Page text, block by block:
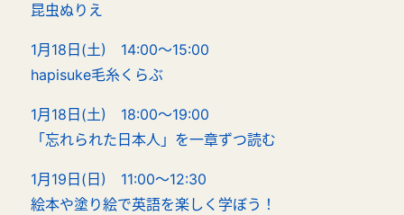
昆虫ぬりえ
1月18日(土) 14:00～15:00
hapisuke毛糸くらぶ
1月18日(土) 18:00～19:00
「忘れられた日本人」を一章ずつ読む
1月19日(日) 11:00～12:30
絵本や塗り絵で英語を楽しく学ぼう！